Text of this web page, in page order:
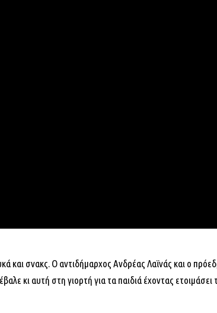
και σνακς. Ο αντιδήμαρχος Ανδρέας Λαϊνάς και ο
κι αυτή στη γιορτή για τα παιδιά έχοντας